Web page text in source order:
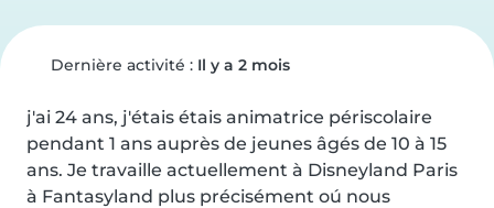
Dernière activité : Il y a 2 mois
j'ai 24 ans, j'étais étais animatrice périscolaire
pendant 1 ans auprès de jeunes âgés de 10 à 15
ans. Je travaille actuellement à Disneyland Paris
à Fantasyland plus précisément oú nous